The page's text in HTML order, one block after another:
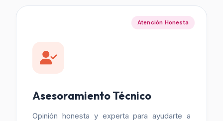
Atención Honesta
Asesoramiento Técnico
Opinión honesta y experta para ayudarte a